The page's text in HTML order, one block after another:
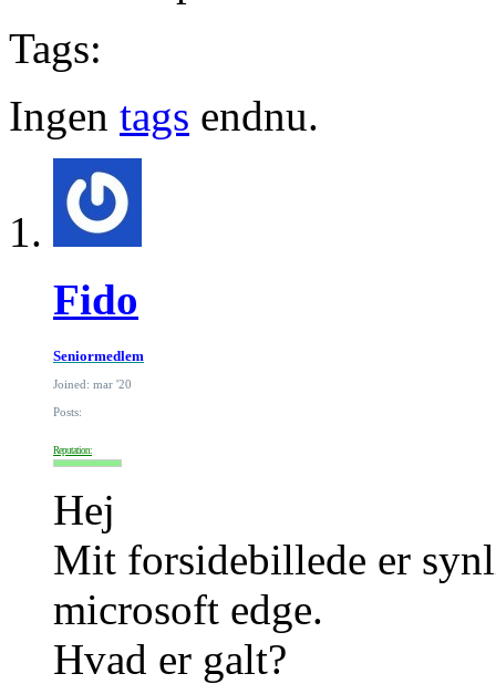
Tags:
Ingen tags endnu.
Fido
Seniormedlem
Joined: mar '20
Posts:
Reputation:
Hej
Mit forsidebillede er
microsoft edge.
Hvad er galt?